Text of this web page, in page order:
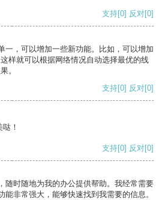
支持[0] 反对[0]
一，可以增加一些新功能。比如，可以增加
样就可以根据网络情况自动选择最优的线
。
支持[0] 反对[0]
！
支持[0] 反对[0]
随时随地为我的办公提供帮助。我经常需要
能非常强大，能够快速找到我需要的信息。